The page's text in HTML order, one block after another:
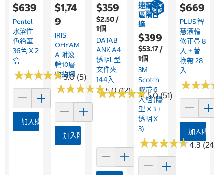
$639
Pentel
水溶性
色鉛筆
36色 X 2
盒
★★★★★
★★★★★5.0 (5)
加入購物車
$1,74
9
IRIS
OHYAM
A 附滾
輪10層
收納櫃
★★★★★
★★★★★5.0 (12)
加入購物車
$359
$2.50 /
1個
DATAB
ANK A4
透明L型
文件夾
144入
★★★★★
★★★★★5.0 (51)
速配限
區隔日
達
$399
$53.17 /
1個
3M
Scotch
膠帶 6
入組 (隱
型 X 3 +
透明 X
3)
★★★★★
★★★★★4.8 (24)
$669
PLUS 智
慧滾輪
修正帶 8
入 + 替
換帶 28
入
★★★
★★★
加入購物